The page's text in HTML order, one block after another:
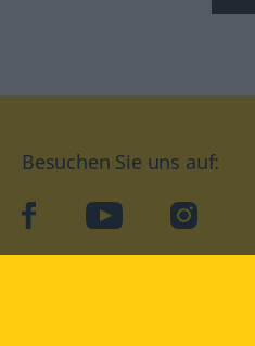
Besuchen Sie uns auf:
facebookYouTube Instagram